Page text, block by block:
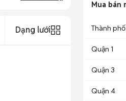
Dạng lưới
Mua bán
Thành
Quận 1
Quận 3
Quận 4